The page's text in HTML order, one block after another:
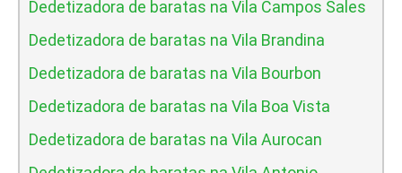
Dedetizadora de baratas na Vila Campos Sales
Dedetizadora de baratas na Vila Brandina
Dedetizadora de baratas na Vila Bourbon
Dedetizadora de baratas na Vila Boa Vista
Dedetizadora de baratas na Vila Aurocan